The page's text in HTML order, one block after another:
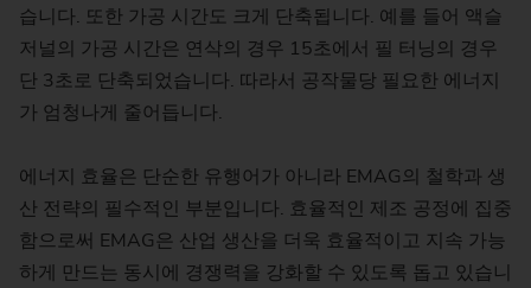
습니다. 또한 가공 시간도 크게 단축됩니다. 예를 들어 액슬
저널의 가공 시간은 연삭의 경우 15초에서 필 터닝의 경우
단 3초로 단축되었습니다. 따라서 공작물당 필요한 에너지
가 엄청나게 줄어듭니다.
에너지 효율은 단순한 유행어가 아니라 EMAG의 철학과 생
산 전략의 필수적인 부분입니다. 효율적인 제조 공정에 집중
함으로써 EMAG은 산업 생산을 더욱 효율적이고 지속 가능
하게 만드는 동시에 경쟁력을 강화할 수 있도록 돕고 있습니